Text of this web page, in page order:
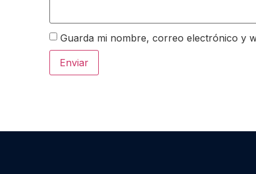
Guarda mi nombre, correo electrónico y